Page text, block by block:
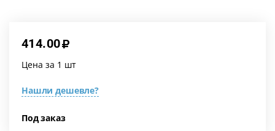
414.00
Нашли дешевле?
Цена за 1 шт
Под заказ